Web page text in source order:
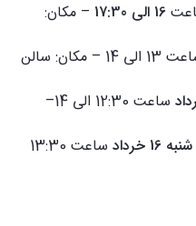
16 الی 17:30
– مکان:
ساعت 13 الی 14 – مکان: سالن
ساعت 12:30 الی 14–
16 خرداد
ساعت 13:30